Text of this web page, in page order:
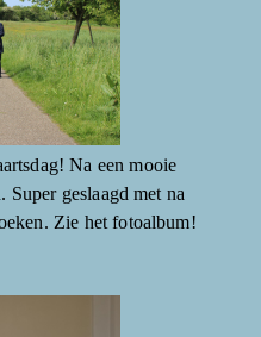
Na een mooie
geslaagd met na
Zie het fotoalbum!